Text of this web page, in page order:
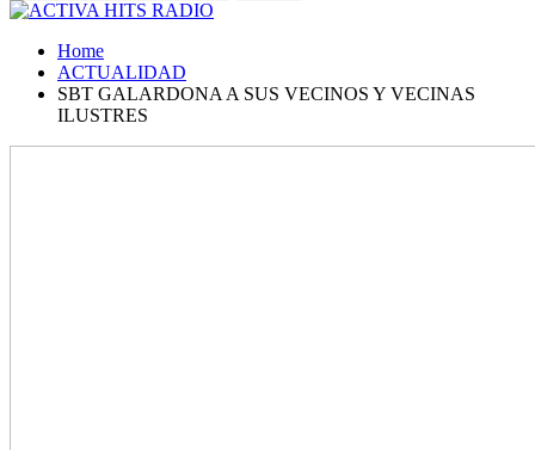
Home
ACTUALIDAD
SBT GALARDONA A SUS VECINOS Y VECINAS
ILUSTRES